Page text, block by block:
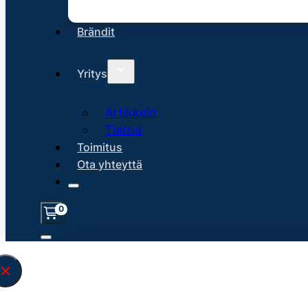
Brändit
Yritys
Artikkelit
Tietoa
Toimitus
Ota yhteyttä
0